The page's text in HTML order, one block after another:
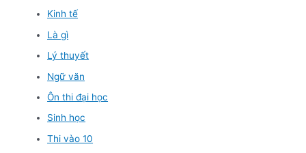
Kinh tế
Là gì
Lý thuyết
Ngữ văn
Ôn thi đại học
Sinh học
Thi vào 10